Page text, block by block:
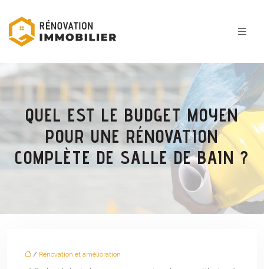
QUEL EST LE BUDGET MOYEN
POUR UNE RÉNOVATION
COMPLÈTE DE SALLE DE BAIN ?
/ Rénovation et amélioration